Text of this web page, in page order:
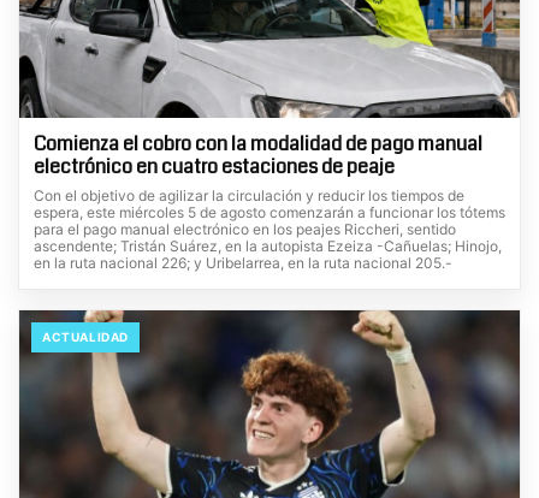
Comienza el cobro con la modalidad de pago manual
electrónico en cuatro estaciones de peaje
Con el objetivo de agilizar la circulación y reducir los tiempos de
espera, este miércoles 5 de agosto comenzarán a funcionar los tótems
para el pago manual electrónico en los peajes Riccheri, sentido
ascendente; Tristán Suárez, en la autopista Ezeiza -Cañuelas; Hinojo,
en la ruta nacional 226; y Uribelarrea, en la ruta nacional 205.-
ACTUALIDAD